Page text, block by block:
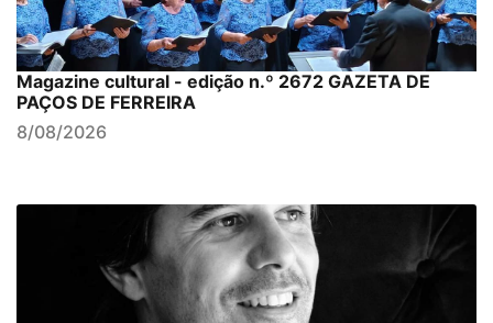
Magazine cultural - edição n.º 2672 GAZETA DE
PAÇOS DE FERREIRA
8/08/2026